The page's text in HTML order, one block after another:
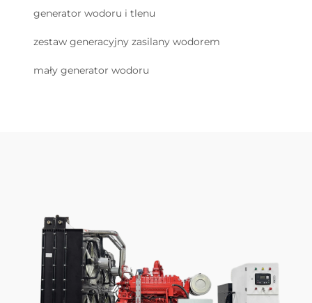
generator wodoru i tlenu
zestaw generacyjny zasilany wodorem
mały generator wodoru